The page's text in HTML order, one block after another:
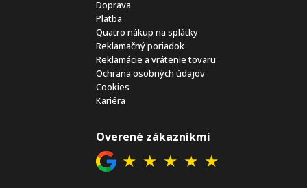
Doprava
Platba
Quatro nákup na splátky
Reklamačný poriadok
Reklamácie a vrátenie tovaru
Ochrana osobných údajov
Cookies
Kariéra
Overené zákazníkmi
★ ★ ★ ★ ★